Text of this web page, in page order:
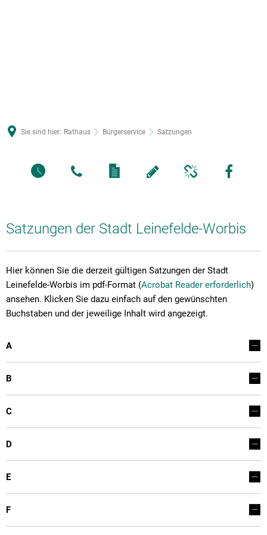
Sie sind hier: Rathaus Bürgerservice Satzungen
Satzungen der Stadt Leinefelde-Worbis
Hier können Sie die derzeit gültigen Satzungen der Stadt
Leinefelde-Worbis im pdf-Format (Acrobat Reader erforderlich)
ansehen. Klicken Sie dazu einfach auf den gewünschten
Buchstaben und der jeweilige Inhalt wird angezeigt.
A
B
C
D
E
F